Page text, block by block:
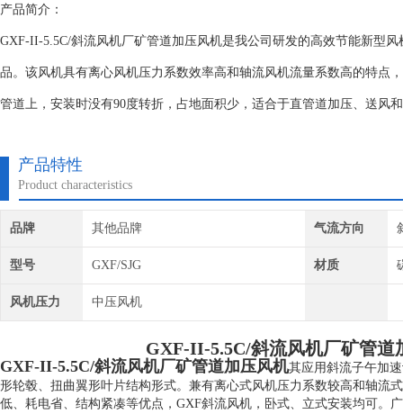
产品简介：
GXF-II-5.5C/斜流风机厂矿管道加压风机是我公司研发的高效节能新型
品。该风机具有离心风机压力系数效率高和轴流风机流量系数高的特点
管道上，安装时没有90度转折，占地面积少，适合于直管道加压、送风
产品特性
Product characteristics
品牌 其他品牌 气流方向
型号 GXF/SJG 材质
风机压力 中压风机
GXF-II-5.5C/斜流风机厂矿管道
GXF-II-5.5C/斜流风机厂矿管道加压风机其应用斜流子午加
形轮毂、扭曲翼形叶片结构形式。兼有离心式风机压力系数较高和轴流
低、耗电省、结构紧凑等优点，GXF斜流风机，卧式、立式安装均可。